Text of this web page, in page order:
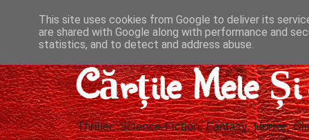
Cărțile Mele
Thriller, Science-Fiction, Fantasy, Horror,
This site uses cookies from Google to deliver its
are shared with Google along with performance and
statistics, and to detect and address abuse.